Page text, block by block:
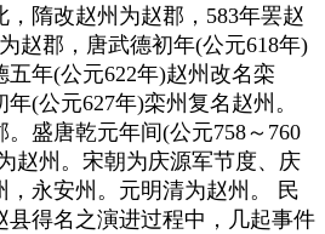
隋改赵州为赵郡，583年罢赵
赵郡，唐武德初年(公元618年)
五年(公元622年)赵州改名栾
(公元627年)栾州复名赵州。
盛唐乾元年间(公元758～760
赵州。宋朝为庆源军节度、庆
，永安州。元明清为赵州。 民
县得名之演进过程中，几起事件